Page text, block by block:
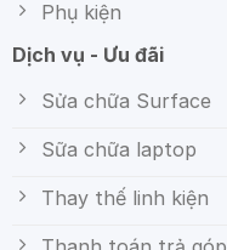
Phụ kiện
Dịch vụ - Ưu đãi
Sửa chữa Surface
Sữa chữa laptop
Thay thế linh kiện